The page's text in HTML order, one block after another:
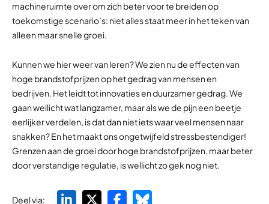
machineruimte over om zich beter voor te breiden op
toekomstige scenario’s: niet alles staat meer in het teken van
alleen maar snelle groei.
Kunnen we hier weer van leren? We zien nu de effecten van
hoge brandstofprijzen op het gedrag van mensen en
bedrijven. Het leidt tot innovaties en duurzamer gedrag. We
gaan wellicht wat langzamer, maar als we de pijn een beetje
eerlijker verdelen, is dat dan niet iets waar veel mensen naar
snakken? En het maakt ons ongetwijfeld stressbestendiger!
Grenzen aan de groei door hoge brandstofprijzen, maar beter
door verstandige regulatie, is wellicht zo gek nog niet.
Deel via: